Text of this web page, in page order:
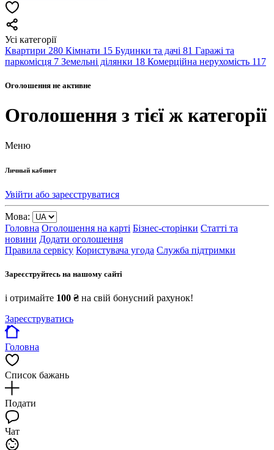
Усі категорії
Квартири 280 Кімнати 15 Будинки та дачі 81 Гаражі та
паркомісця 7 Земельні ділянки 18 Комерційна нерухомість 117
Оголошення не активне
Оголошення з тієї ж категорії
Меню
Личный кабинет
Увійти або зареєструватися
Мова:
Головна Оголошення на карті Бізнес-сторінки Статті та
новини Додати оголошення
Правила сервісу Користувача угода Служба підтримки
Зареєструйтесь на нашому сайті
і отримайте 100 ₴ на свій бонусний рахунок!
Зареєструватись
Головна
Список бажань
Подати
Чат